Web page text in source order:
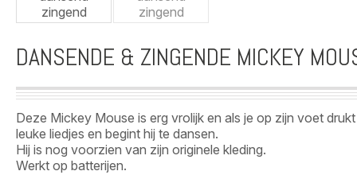
DANSENDE & ZINGENDE MICKEY
Deze Mickey Mouse is erg vrolijk en als je op zijn voet
leuke liedjes en begint hij te dansen.
Hij is nog voorzien van zijn originele kleding.
Werkt op batterijen.